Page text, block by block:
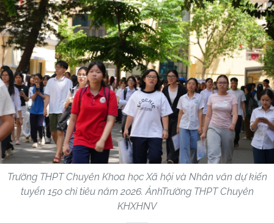
Trường THPT Chuyên Khoa học Xã hội và Nhân văn dự kiến
tuyển 150 chỉ tiêu năm 2026. ẢnhTrường THPT Chuyên
KHXHNV